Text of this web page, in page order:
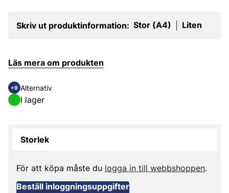
Skriv ut produktinformation: Stor (A4) Liten
Läs mera om produkten
+9 Alternativ
I lager
Storlek
För att köpa måste du logga in till webbshoppen.
Beställ inloggningsuppgifter